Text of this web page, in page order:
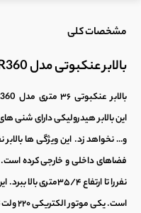
مشخصات کلی
بالابر عنکبوتی مدل R360
بالابر عنکبوتی ۳۶ متری
اینبالابر هیدرولیکیدارای شنی
و… نخواهد زد. این ویژگی ها ب
نفر را تا ارتفاع ۳۵/۴متری بالا ببرد. این
است.